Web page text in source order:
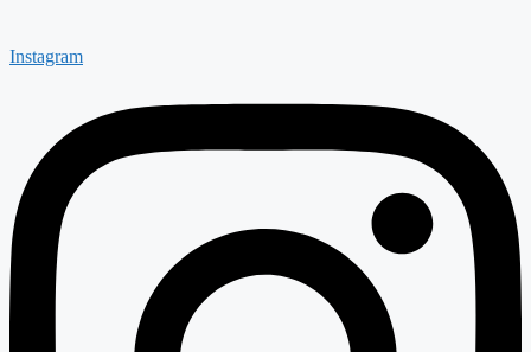
Instagram